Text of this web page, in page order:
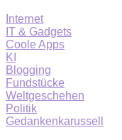
Internet
IT & Gadgets
Coole Apps
KI
Blogging
Fundstücke
Weltgeschehen
Politik
Gedankenkarussell